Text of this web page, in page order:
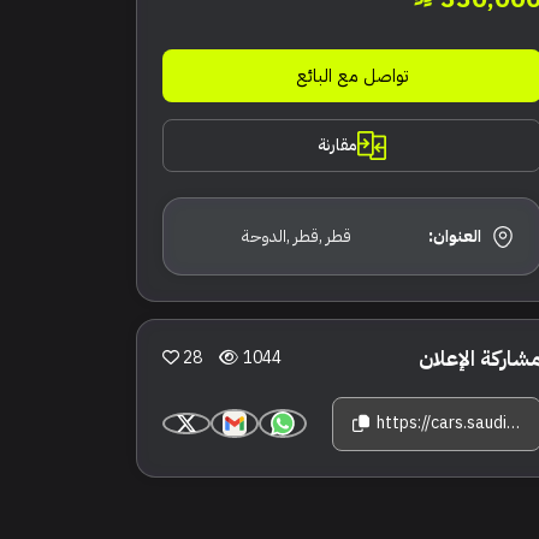
تواصل مع البائع
مقارنة
العنوان: قطر ,قطر ,الدوحة
الإعلان 1044
28
https://cars.saudisale.com/listings/4i2E58/2019-%D8%A8%D9%86%D8%AA%D9%84%D9%8A-%D9%83%D9%88%D9%86%D8%AA%D9%8A%D9%86%D9%86%D8%AA%D9%84-%D8%AC%D9%8A-%D8%AA%D9%8A